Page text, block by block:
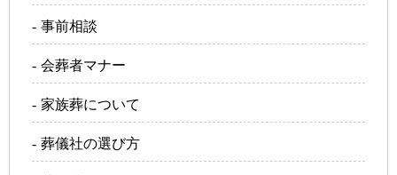
事前相談
会葬者マナー
家族葬について
葬儀社の選び方